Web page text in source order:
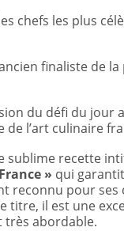
chefs les plus
finaliste de
du défi du jour
de l’art culinaire
sublime recette
» qui
reconnu pour
titre, il est une
très abordable.